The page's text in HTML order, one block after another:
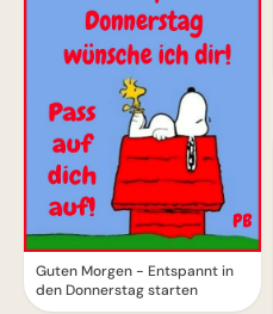
Guten Morgen - Entspannt in
den Donnerstag starten